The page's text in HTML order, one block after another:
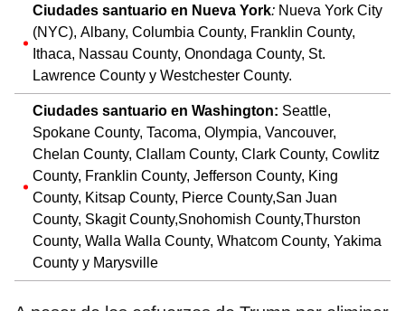
Ciudades santuario en Nueva York: Nueva York City
(NYC), Albany, Columbia County, Franklin County,
Ithaca, Nassau County, Onondaga County, St.
Lawrence County y Westchester County.
Ciudades santuario en Washington: Seattle,
Spokane County, Tacoma, Olympia, Vancouver,
Chelan County, Clallam County, Clark County, Cowlitz
County, Franklin County, Jefferson County, King
County, Kitsap County, Pierce County,San Juan
County, Skagit County,Snohomish County,Thurston
County, Walla Walla County, Whatcom County, Yakima
County y Marysville